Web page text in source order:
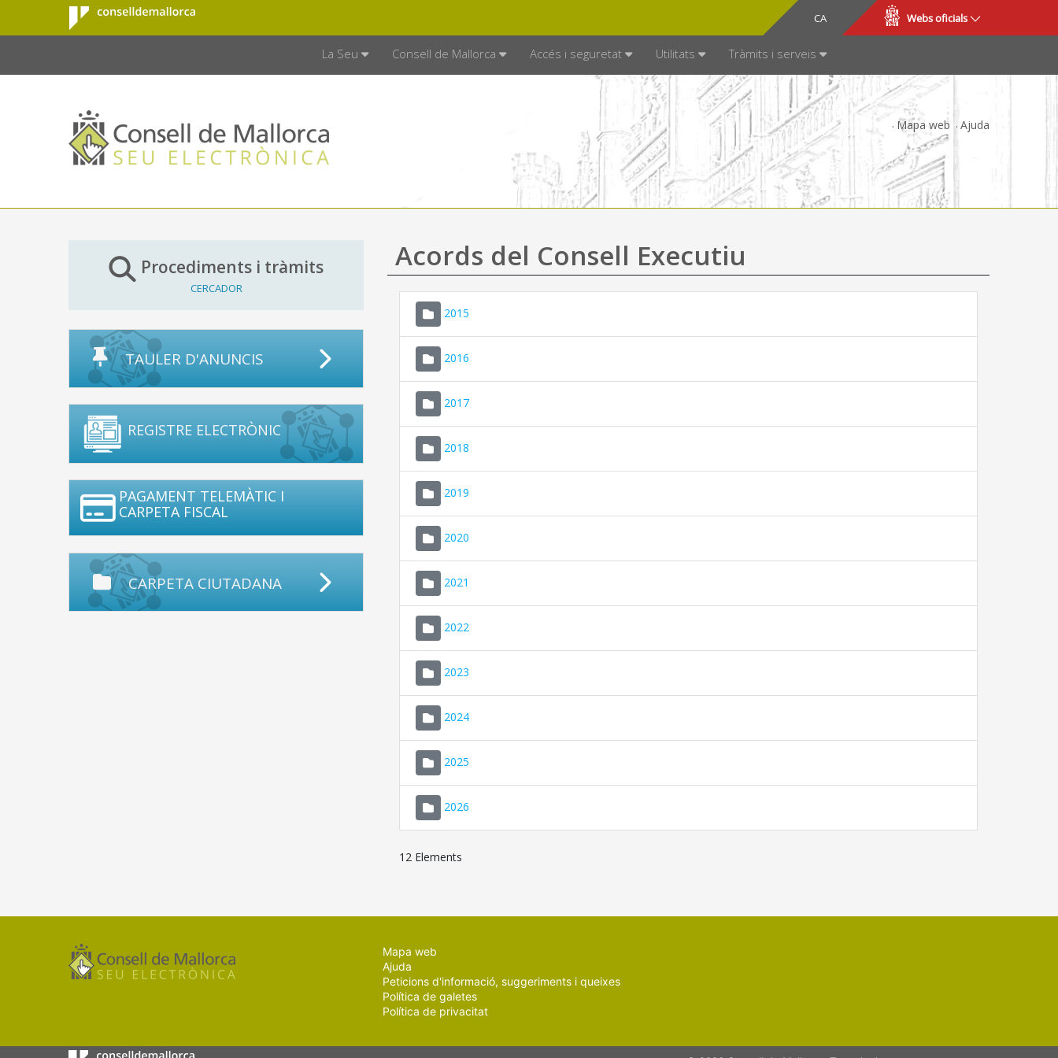
Salta al contingut principal
Consell de
Mallorca
CA
ES Webs oficials
La Seu Consell de Mallorca Accés i seguretat Utilitats Tràmits i serveis
Mapa web Ajuda
Procediments i tràmits
CERCADOR
TAULER D'ANUNCIS
REGISTRE ELECTRÒNIC
PAGAMENT TELEMÀTIC I
CARPETA FISCAL
CARPETA CIUTADANA
Acords del Consell Executiu
2015
2016
2017
2018
2019
2020
2021
2022
2023
2024
2025
2026
12 Elements
Mapa web
Ajuda
Peticions d'informació, suggeriments i queixes
Política de galetes
Política de privacitat